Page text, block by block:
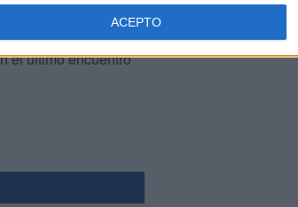
ACEPTO
la RFEF cerró cuatro
el último encuentro